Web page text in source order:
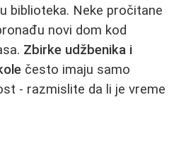
biblioteka. Neke pročitane
novi dom kod
Zbirke udžbenika i
često imaju samo
- razmislite da li je vreme